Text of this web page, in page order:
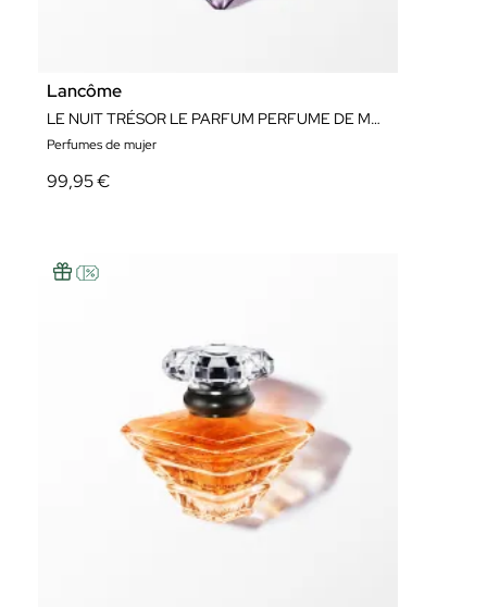
Lancôme
LE NUIT TRÉSOR LE PARFUM PERFUME DE MUJER FLORAL
Perfumes de mujer
99,95 €